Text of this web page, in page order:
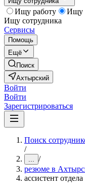
Ищу работу
Ищу
Ищу сотрудника
Сервисы
Помощь
Ещё
Поиск
Ахтырский
Войти
Войти
Зарегистрироваться
Поиск
/
... /
резюме в
ассистент